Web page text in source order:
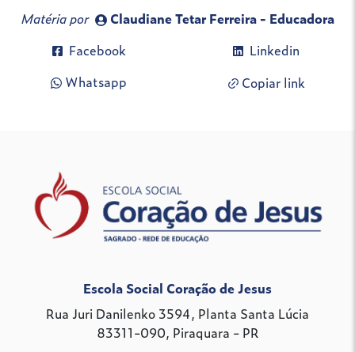
Matéria por
Claudiane Tetar Ferreira - Educadora
Facebook
Linkedin
Whatsapp
Copiar link
Escola Social Coração de Jesus
Rua Juri Danilenko 3594, Planta Santa Lúcia
83311-090, Piraquara - PR